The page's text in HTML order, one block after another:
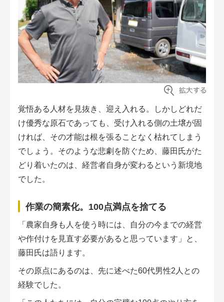
覚悟ある人材を見抜き、迎え入れる。しかしどれだ
け優秀な原石であっても、受け入れる側の土壌が固
ければ、その才能は根を張ることなく枯れてしまう
でしょう。そのような悲劇を防ぐため、藤田氏がた
どり着いたのは、経営者自身が変わるという新境地
でした。
作業の簡素化。100点満点を捨てる
「農家自身も人を使う時には、自分の今までの経営
や作付けを見直す必要があると思っています」と、
藤田氏は語ります。
その原点にあるのは、先に述べた60代男性2人との
経験でした。